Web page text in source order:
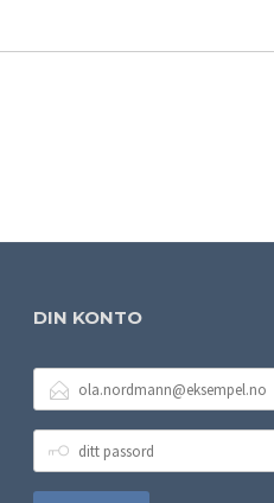
DIN KONTO
POSTADRESSE
PASSORD